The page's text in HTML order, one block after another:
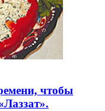
чтобы